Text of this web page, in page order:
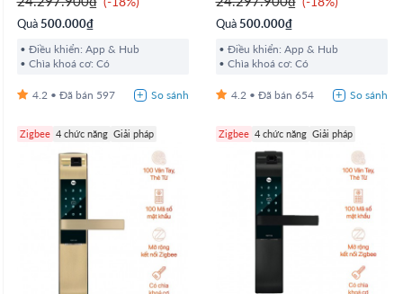
Quà 500.000₫
Điều khiển: App & Hub
Chìa khoá cơ: Có
4.2 597
Quà 500.000₫
Điều khiển: App & Hub
Chìa khoá cơ: Có
4.2 654
Zigbee 4 chức năng Giải pháp Zigbee 4 chức năng Giải pháp